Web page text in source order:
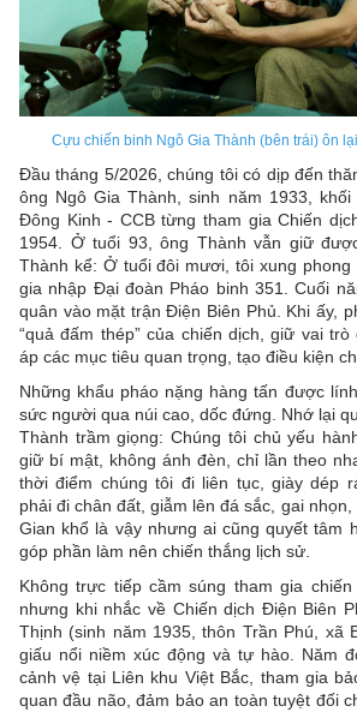
Cựu chiến binh Ngô Gia Thành (bên trái) ôn
Đầu tháng 5/2026, chúng tôi có dịp đến
ông Ngô Gia Thành, sinh năm 1933,
Đông Kinh - CCB từng tham gia Chiến
1954. Ở tuổi 93, ông Thành vẫn giữ
Thành kể: Ở tuổi đôi mươi, tôi xung phong
gia nhập Đại đoàn Pháo binh 351. Cuối
quân vào mặt trận Điện Biên Phủ. Khi ấy,
“quả đấm thép” của chiến dịch, giữ vai
áp các mục tiêu quan trọng, tạo điều kiện
Những khẩu pháo nặng hàng tấn được
sức người qua núi cao, dốc đứng. Nhớ lại
Thành trầm giọng: Chúng tôi chủ yếu
giữ bí mật, không ánh đèn, chỉ lần theo
thời điểm chúng tôi đi liên tục, giày dép
phải đi chân đất, giẫm lên đá sắc, gai nhọn,
Gian khổ là vậy nhưng ai cũng quyết tâm
góp phần làm nên chiến thắng lịch sử.
Không trực tiếp cầm súng tham gia
nhưng khi nhắc về Chiến dịch Điện Biên
Thịnh (sinh năm 1935, thôn Trần Phú, xã
giấu nổi niềm xúc động và tự hào. Năm
cảnh vệ tại Liên khu Việt Bắc, tham gia
quan đầu não, đảm bảo an toàn tuyệt đối